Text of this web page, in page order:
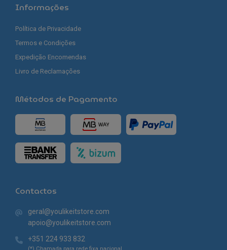
Informações
Política de Privacidade
Termos e Condições
Expedição Encomendas
Livro de Reclamações
Métodos de Pagamento
Contactos
geral@youlikeitstore.com
apoio@youlikeitstore.com
+351 224 933 832